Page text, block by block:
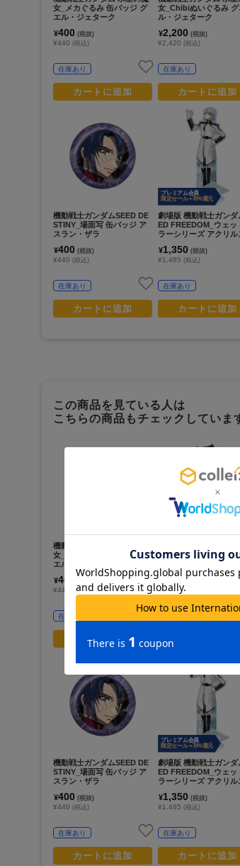
女_メカぐるみ 缶バッジ グ
エル・ジェターク
¥400 (税抜)
¥440(税込)
在庫あり
カートに追加
機動戦士ガンダムSEED DE
STINY_場面写 缶バッジ ア
スラン・ザラ
¥400 (税抜)
¥440(税込)
在庫あり
カートに追加
女_Chibiぬいぐるみ グ
ル・ジェターク
¥2,200 (税抜)
¥2,420(税込)
在庫あり
カートに追加
プレミアム会員
限定セール +70%還元
劇場版 機動戦士ガンダ
ED FREEDOM_ウェッ
ラーシリーズ アクリル
¥1,350 (税抜)
¥1,485(税込)
在庫あり
カートに追加
この商品を見ている人は
こちらの商品もチェックしていま
機動戦士ガンダム 水星の魔
女_メカぐるみ 缶バッジ グ
エル・ジェターク
¥400
¥440 (税込)
在庫あり
カートに追加
機動戦士ガンダムSEED DE
STINY_場面写 缶バッジ ア
スラン・ザラ
¥400 (税抜)
¥440(税込)
在庫あり
カートに追加
女_Chibiぬいぐるみ グ
2,200
¥2,420(税込)
プレミアム会員
限定セール +70%還元
劇場版 機動戦士ガンダ
ED FREEDOM_ウェッ
ラーシリーズ アクリル
¥1,350 (税抜)
¥1,485(税込)
在庫あり
カートに追加